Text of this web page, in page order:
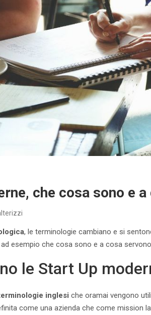
che cosa sono e
, le terminologie cambiano e si
esempio che cosa sono e a cosa
le Start Up
inglesi che oramai vengono
come una azienda che come mission